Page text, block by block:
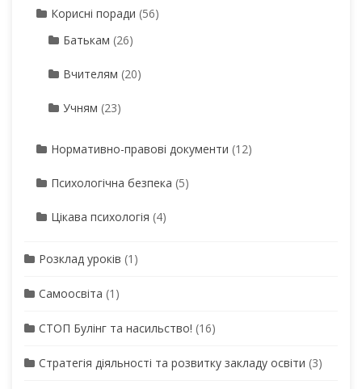
Корисні поради (56)
Батькам (26)
Вчителям (20)
Учням (23)
Нормативно-правові документи (12)
Психологічна безпека (5)
Цікава психологія (4)
Розклад уроків (1)
Самоосвіта (1)
СТОП Булінг та насильство! (16)
Стратегія діяльності та розвитку закладу освіти (3)